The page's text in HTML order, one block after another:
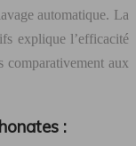
automatique. La
explique l’efficacité
comparativement aux
: